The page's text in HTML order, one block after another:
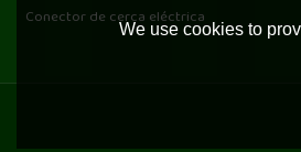
Conector de cerca eléctrica
We use cookies to